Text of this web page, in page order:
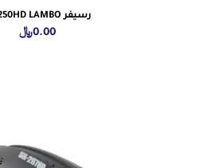
رسيفر SR-250HD LAMBO
0.00﷼